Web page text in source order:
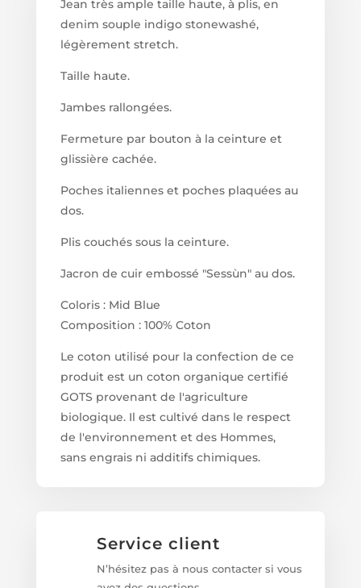
Jean très ample taille haute, à plis, en
denim souple indigo stonewashé,
légèrement stretch.
Taille haute.
Jambes rallongées.
Fermeture par bouton à la ceinture et
glissière cachée.
Poches italiennes et poches plaquées au
dos.
Plis couchés sous la ceinture.
Jacron de cuir embossé "Sessùn" au dos.
Coloris : Mid Blue
Composition : 100% Coton
Le coton utilisé pour la confection de ce
produit est un coton organique certifié
GOTS provenant de l'agriculture
biologique. Il est cultivé dans le respect
de l'environnement et des Hommes,
sans engrais ni additifs chimiques.
Service client
N’hésitez pas à nous contacter si vous